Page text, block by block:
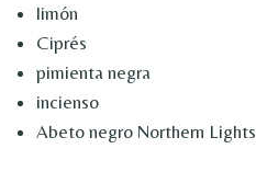
limón
Ciprés
pimienta negra
incienso
Abeto negro Northern Lights